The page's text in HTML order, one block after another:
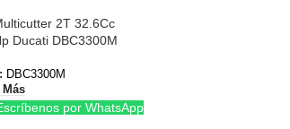
2T 32.6Cc
Ducati DBC3300M
DBC3300M
Más
por WhatsApp